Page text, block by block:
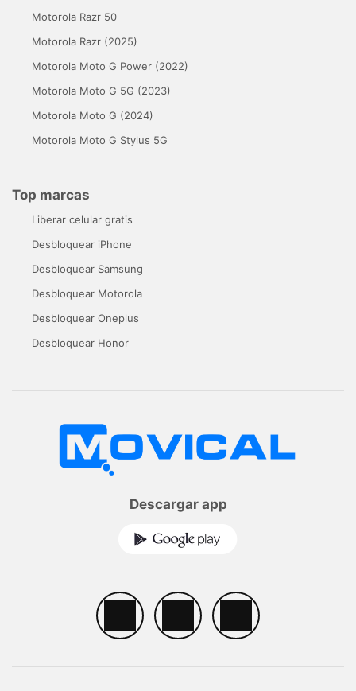
Motorola Razr 50
Motorola Razr (2025)
Motorola Moto G Power (2022)
Motorola Moto G 5G (2023)
Motorola Moto G (2024)
Motorola Moto G Stylus 5G
Top marcas
Liberar celular gratis
Desbloquear iPhone
Desbloquear Samsung
Desbloquear Motorola
Desbloquear Oneplus
Desbloquear Honor
Descargar app